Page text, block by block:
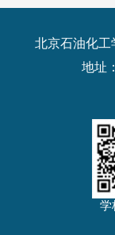
北京石油化工
地址
学